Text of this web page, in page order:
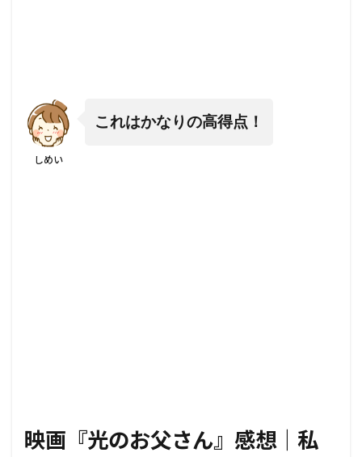
しめい
これはかなりの高得点！
映画『光のお父さん』感想｜私